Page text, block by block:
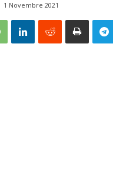
1 Novembre 2021